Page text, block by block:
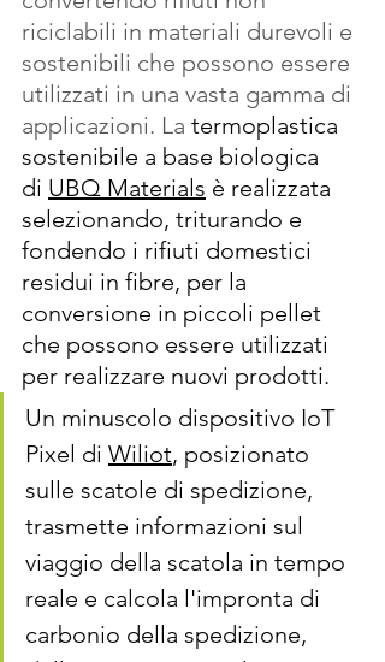
riciclabili in materiali durevoli e
sostenibili che possono essere
utilizzati in una vasta gamma di
applicazioni. La termoplastica
sostenibile a base biologica
di UBQ Materials è realizzata
selezionando, triturando e
fondendo i rifiuti domestici
residui in fibre, per la
conversione in piccoli pellet
che possono essere utilizzati
per realizzare nuovi prodotti.
Un minuscolo dispositivo IoT
Pixel di Wiliot, posizionato
sulle scatole di spedizione,
trasmette informazioni sul
viaggio della scatola in tempo
reale e calcola l'impronta di
carbonio della spedizione,